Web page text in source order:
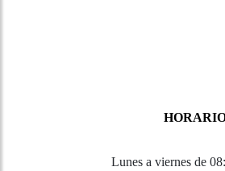
Lunes a viernes de